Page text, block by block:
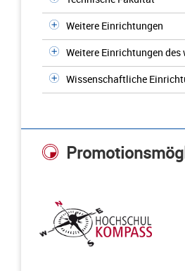
Weitere Einrichtungen
Weitere Einrichtungen
Wissenschaftliche